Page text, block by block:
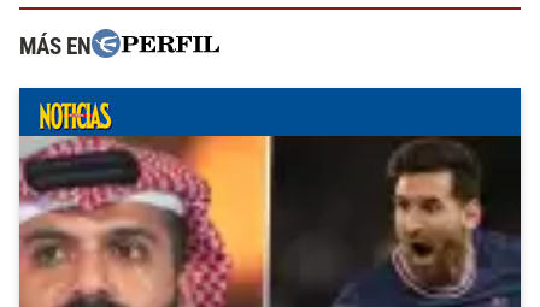
MÁS EN